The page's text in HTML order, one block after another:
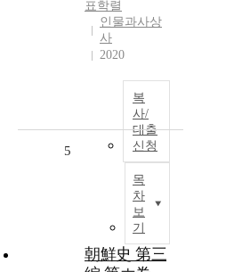
표학렬
인물과사상
사
2020
복
사/
대출
신청
목
차
보
기
5
朝鮮史 第三